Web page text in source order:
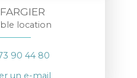
location
90 44 80
un e-mail